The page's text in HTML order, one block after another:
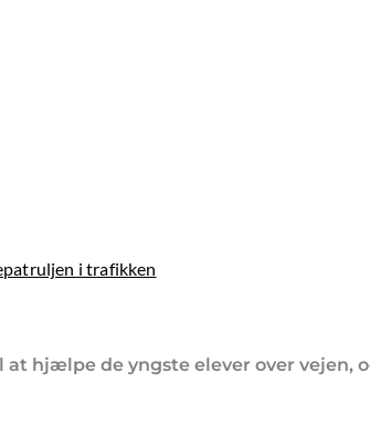
i trafikken
hjælpe de yngste elever over vejen,